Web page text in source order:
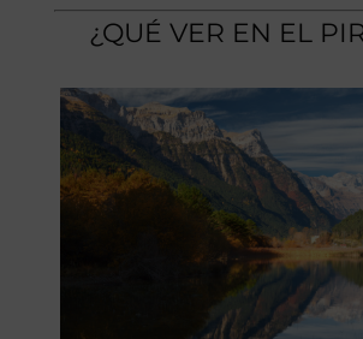
¿QUÉ VER EN EL